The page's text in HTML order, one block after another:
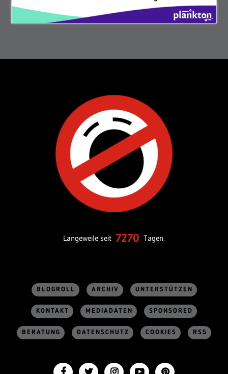
Langeweile seit 7270 Tagen.
BLOGROLL ARCHIV UNTERSTÜTZEN
KONTAKT MEDIADATEN SPONSORED
BERATUNG DATENSCHUTZ COOKIES RSS